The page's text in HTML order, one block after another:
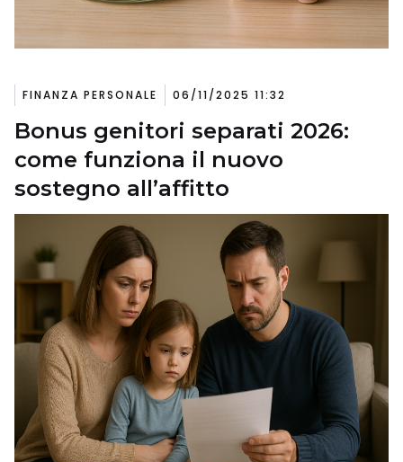
FINANZA PERSONALE 06/11/2025 11:32
Bonus genitori separati 2026:
come funziona il nuovo
sostegno all’affitto